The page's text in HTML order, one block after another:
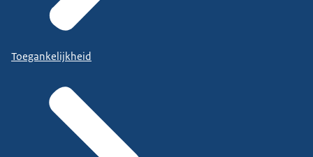
Toegankelijkheid